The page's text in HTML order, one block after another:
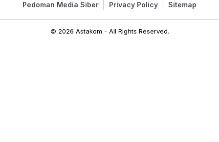
Pedoman Media Siber Privacy Policy Sitemap
© 2026 Astakom - All Rights Reserved.